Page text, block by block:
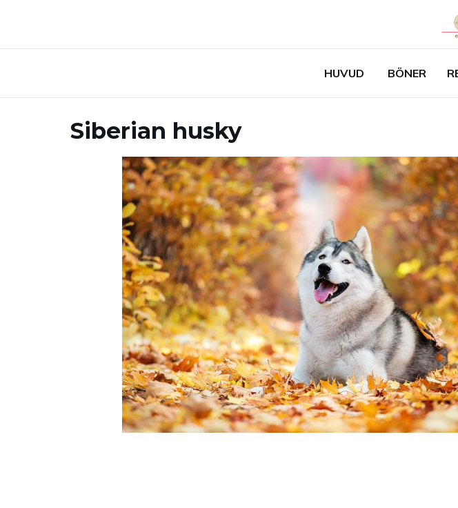
HUVUD BÖNER
Siberian husky